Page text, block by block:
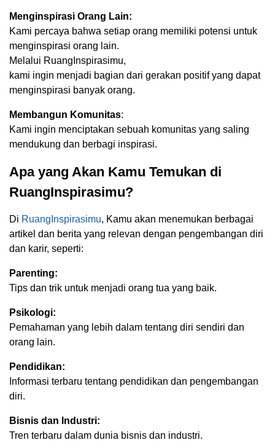
Menginspirasi Orang Lain:
Kami percaya bahwa setiap orang memiliki potensi untuk
menginspirasi orang lain.
Melalui RuangInspirasimu,
kami ingin menjadi bagian dari gerakan positif yang dapat
menginspirasi banyak orang.
Membangun Komunitas:
Kami ingin menciptakan sebuah komunitas yang saling
mendukung dan berbagi inspirasi.
Apa yang Akan Kamu Temukan di
RuangInspirasimu?
Di RuangInspirasimu, Kamu akan menemukan berbagai
artikel dan berita yang relevan dengan pengembangan diri
dan karir, seperti:
Parenting:
Tips dan trik untuk menjadi orang tua yang baik.
Psikologi:
Pemahaman yang lebih dalam tentang diri sendiri dan
orang lain.
Pendidikan:
Informasi terbaru tentang pendidikan dan pengembangan
diri.
Bisnis dan Industri:
Tren terbaru dalam dunia bisnis dan industri.